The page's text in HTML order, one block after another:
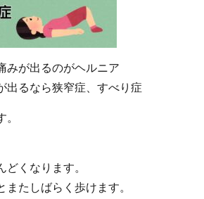
みが出るのがヘルニア
出るなら狭窄症、すべり症
どくなります。
またしばらく歩けます。